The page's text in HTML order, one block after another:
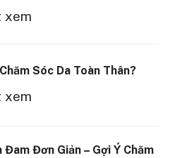
Sóc Da Toàn Thân?
Đam Đơn Giản – Gợi Ý Chăm